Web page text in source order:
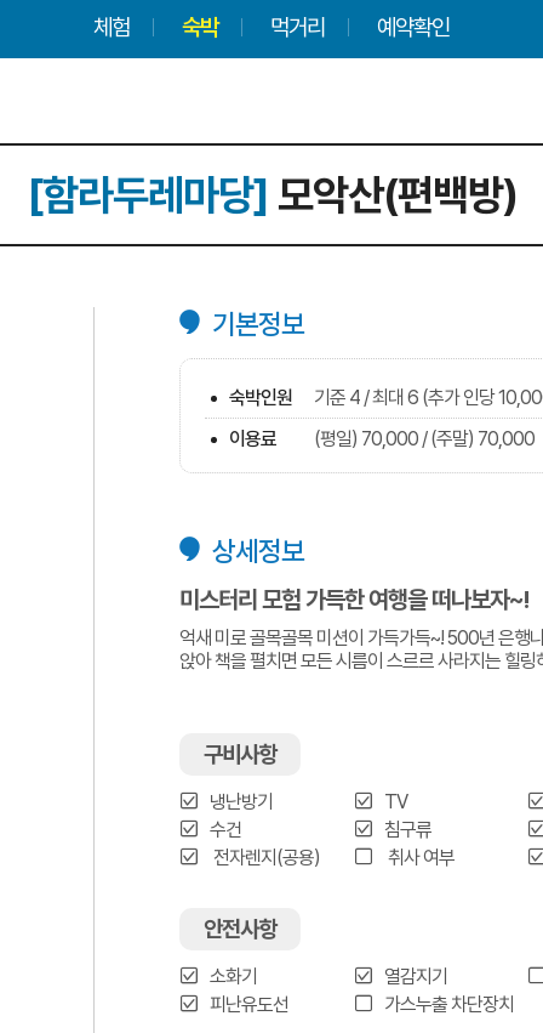
체험 숙박 먹거리 예약확인
[함라두레마당] 모악산(편백방)
기본정보
숙박인원
기준 4 / 최대 6 (추가 인당
이용료
(평일) 70,000 / (주말) 70,000
상세정보
미스터리 모험 가득한 여행을 떠나보자~!
억새 미로 골목골목 미션이 가득가득~! 500년 은행
앉아 책을 펼치면 모든 시름이 스르르 사라지는 힐
구비사항
냉난방기
TV
수건
침구류
전자렌지(공용)
취사 여부
안전사항
소화기
열감지기
피난유도선
가스누출 차단장치